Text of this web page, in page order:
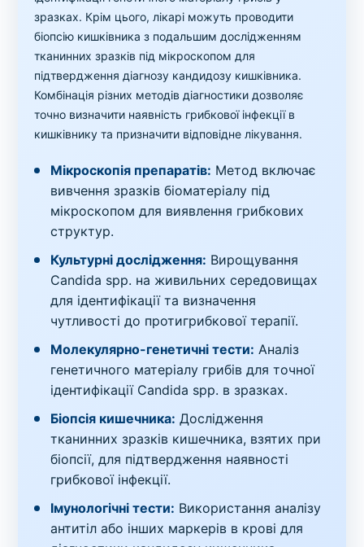
зразках. Крім цього, лікарі можуть проводити
біопсію кишківника з подальшим дослідженням
тканинних зразків під мікроскопом для
підтвердження діагнозу кандидозу кишківника.
Комбінація різних методів діагностики дозволяє
точно визначити наявність грибкової інфекції в
кишківнику та призначити відповідне лікування.
Мікроскопія препаратів: Метод включає
вивчення зразків біоматеріалу під
мікроскопом для виявлення грибкових
структур.
Культурні дослідження: Вирощування
Candida spp. на живильних середовищах
для ідентифікації та визначення
чутливості до протигрибкової терапії.
Молекулярно-генетичні тести: Аналіз
генетичного матеріалу грибів для точної
ідентифікації Candida spp. в зразках.
Біопсія кишечника: Дослідження
тканинних зразків кишечника, взятих при
біопсії, для підтвердження наявності
грибкової інфекції.
Імунологічні тести: Використання аналізу
антитіл або інших маркерів в крові для